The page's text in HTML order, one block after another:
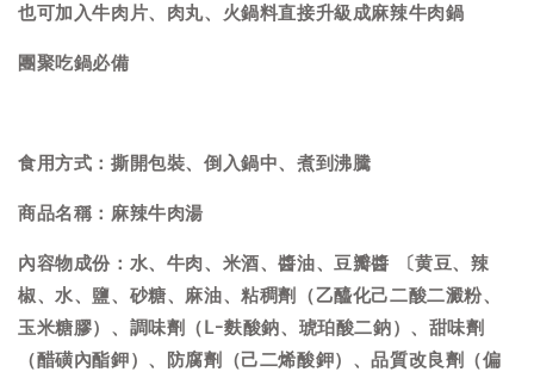
也可加入牛肉片、肉丸、火鍋料直接升級成麻辣牛肉鍋
團聚吃鍋必備
食用方式：撕開包裝、倒入鍋中、煮到沸騰
商品名稱：麻辣牛肉湯
內容物成份：水、牛肉、米酒、醬油、豆瓣醬 〔黄豆、辣
椒、水、鹽、砂糖、麻油、粘稠劑（乙醯化己二酸二澱粉、
玉米糖膠）、調味劑（L-麩酸鈉、琥珀酸二鈉）、甜味劑
（醋磺內酯鉀）、防腐劑（己二烯酸鉀）、品質改良劑（偏